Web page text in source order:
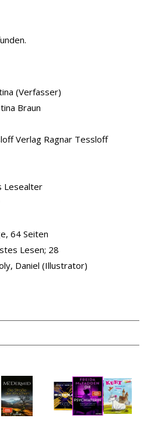
Verfasser
(Verfasser)
Braun
Verlag Ragnar Tessloff
öffnenSystematik
diesem Interessenskreis
Lesealter
64 Seiten
Lesen; 28
nach dieser Beteiligten Person
Daniel (Illustrator)